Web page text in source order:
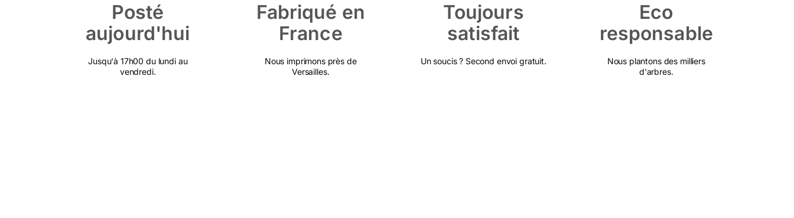
Posté
aujourd'hui
Jusqu'à 17h00 du lundi au
vendredi.
Fabriqué en
France
Nous imprimons près de
Versailles.
Toujours
satisfait
Un soucis ? Second envoi gratuit.
Eco
responsable
Nous plantons des milliers
d'arbres.